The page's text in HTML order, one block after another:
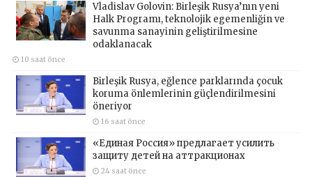
Vladislav Golovin: Birleşik Rusya’nın yeni
Halk Programı, teknolojik egemenliğin ve
savunma sanayinin geliştirilmesine
odaklanacak
10 saat önce
Birleşik Rusya, eğlence parklarında çocuk
koruma önlemlerinin güçlendirilmesini
öneriyor
16 saat önce
«Единая Россия» предлагает усилить
защиту детей на аттракционах
24 saat önce